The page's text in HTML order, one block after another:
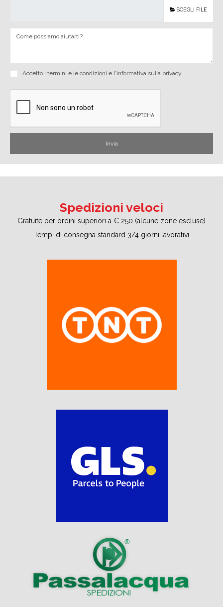
SCEGLI FILE
Accetto i termini e le condizioni e l'informativa sulla privacy
Spedizioni veloci
Gratuite per ordini superiori a € 250 (alcune zone escluse)
Tempi di consegna standard 3/4 giorni lavorativi